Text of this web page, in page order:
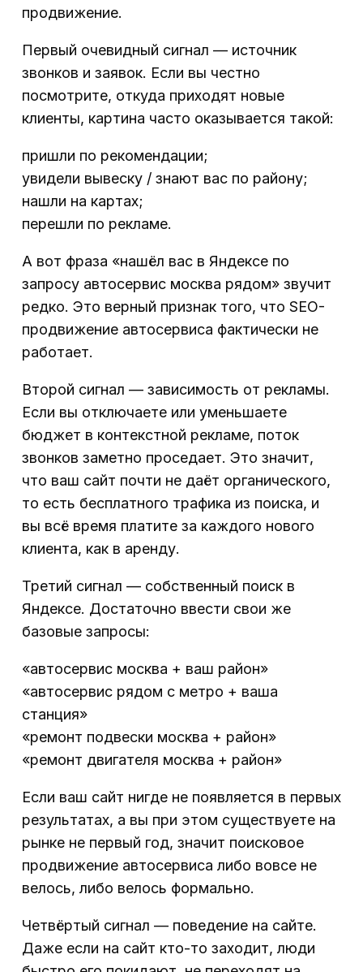
продвижение.
Первый очевидный сигнал — источник
звонков и заявок. Если вы честно
посмотрите, откуда приходят новые
клиенты, картина часто оказывается такой:
пришли по рекомендации;
увидели вывеску / знают вас по району;
нашли на картах;
перешли по рекламе.
А вот фраза «нашёл вас в Яндексе по
запросу автосервис москва рядом» звучит
редко. Это верный признак того, что SEO-
продвижение автосервиса фактически не
работает.
Второй сигнал — зависимость от рекламы.
Если вы отключаете или уменьшаете
бюджет в контекстной рекламе, поток
звонков заметно проседает. Это значит,
что ваш сайт почти не даёт органического,
то есть бесплатного трафика из поиска, и
вы всё время платите за каждого нового
клиента, как в аренду.
Третий сигнал — собственный поиск в
Яндексе. Достаточно ввести свои же
базовые запросы:
«автосервис москва + ваш район»
«автосервис рядом с метро + ваша
станция»
«ремонт подвески москва + район»
«ремонт двигателя москва + район»
Если ваш сайт нигде не появляется в первых
результатах, а вы при этом существуете на
рынке не первый год, значит поисковое
продвижение автосервиса либо вовсе не
велось, либо велось формально.
Четвёртый сигнал — поведение на сайте.
Даже если на сайт кто-то заходит, люди